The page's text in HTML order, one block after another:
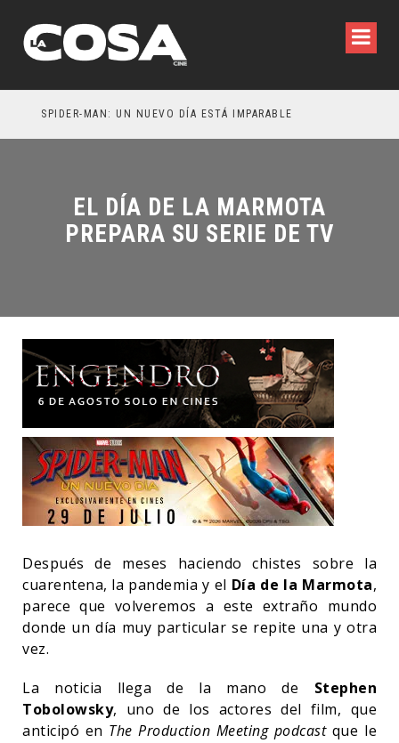
SPIDER-MAN: UN NUEVO DÍA ESTÁ IMPARABLE
EL DÍA DE LA MARMOTA
PREPARA SU SERIE DE TV
Después de meses haciendo chistes sobre la
cuarentena, la pandemia y el Día de la Marmota,
parece que volveremos a este extraño mundo
donde un día muy particular se repite una y otra
vez.
La noticia llega de la mano de Stephen
Tobolowsky, uno de los actores del film, que
anticipó en The Production Meeting podcastque le